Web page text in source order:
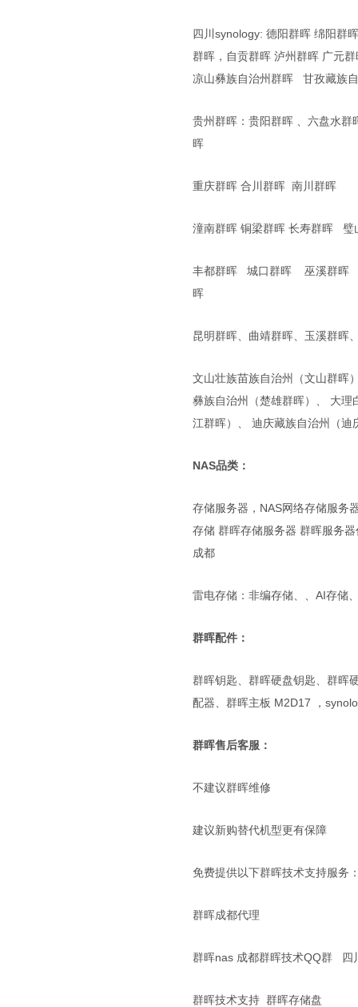
四川synology: 德阳群晖 绵阳群
群晖，自贡群晖 泸州群晖 广元
凉山彝族自治州群晖 甘孜藏族
贵州群晖：贵阳群晖 、六盘水
晖
重庆群晖 合川群晖 南川群晖
潼南群晖 铜梁群晖 长寿群晖
丰都群晖 城口群晖 巫溪群
晖
昆明群晖、曲靖群晖、玉溪群晖
文山壮族苗族自治州（文山群晖
彝族自治州（楚雄群晖）、 大
江群晖）、 迪庆藏族自治州（迪
NAS品类：
存储服务器，NAS网络存储服务
存储 群晖存储服务器 群晖服务
成都
雷电存储：非编存储、、AI存储
群晖配件：
群晖钥匙、群晖硬盘钥匙、群晖
配器、群晖主板 M2D17 ，
群晖售后客服：
不建议群晖维修
建议新购替代机型更有保障
免费提供以下群晖技术支持服务
群晖成都代理
群晖nas 成都群晖技术QQ群
群晖技术支持 群晖存储盘